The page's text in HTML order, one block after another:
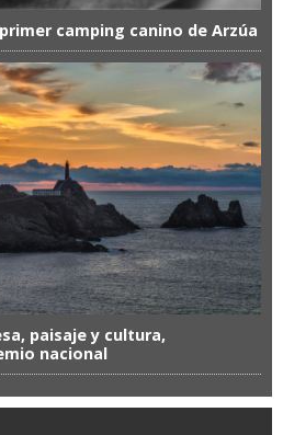
camping canino de Arzúa
paisaje y cultura,
nacional